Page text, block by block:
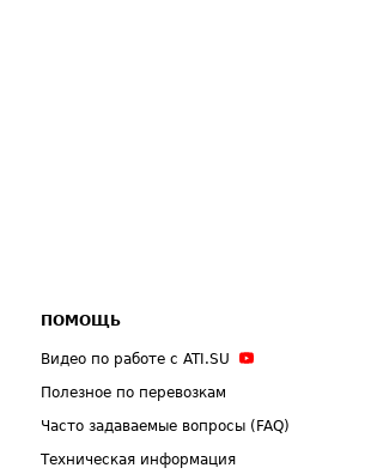
ПОМОЩЬ
Видео по работе с ATI.SU
Полезное по перевозкам
Часто задаваемые вопросы (FAQ)
Техническая информация